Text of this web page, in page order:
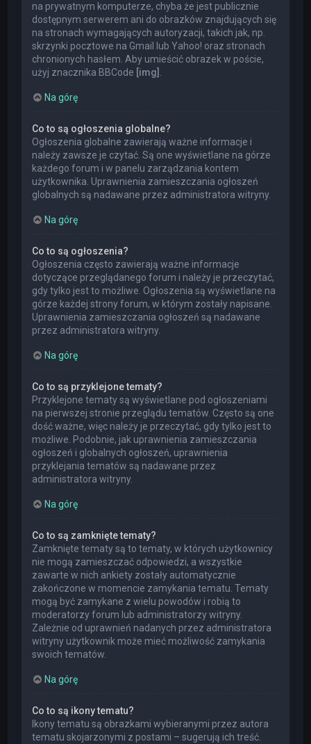
na prywatnym komputerze, chyba że jest publicznie
dostępnym serwerem ani do obrazków znajdujących się
na stronach wymagających autoryzacji, takich jak, np.
skrzynki pocztowe na Gmail lub Yahoo! oraz stronach
chronionych hasłem. Aby umieścić obrazek w poście,
użyj znacznika BBCode [img] .
Na górę
Co to są ogłoszenia globalne?
Ogłoszenia globalne zawierają ważne informacje i
należy zawsze je czytać. Są one wyświetlane na górze
każdego forum i w panelu zarządzania kontem
użytkownika. Uprawnienia zamieszczania ogłoszeń
globalnych są nadawane przez administratora witryny.
Na górę
Co to są ogłoszenia?
Ogłoszenia często zawierają ważne informacje
dotyczące przeglądanego forum i należy je przeczytać,
gdy tylko jest to możliwe. Ogłoszenia są wyświetlane na
górze każdej strony forum, w którym zostały napisane.
Uprawnienia zamieszczania ogłoszeń są nadawane
przez administratora witryny.
Na górę
Co to są przyklejone tematy?
Przyklejone tematy są wyświetlane pod ogłoszeniami
na pierwszej stronie przeglądu tematów. Często są one
dość ważne, więc należy je przeczytać, gdy tylko jest to
możliwe. Podobnie, jak uprawnienia zamieszczania
ogłoszeń i globalnych ogłoszeń, uprawnienia
przyklejania tematów są nadawane przez
administratora witryny.
Na górę
Co to są zamknięte tematy?
Zamknięte tematy są to tematy, w których użytkownicy
nie mogą zamieszczać odpowiedzi, a wszystkie
zawarte w nich ankiety zostały automatycznie
zakończone w momencie zamykania tematu. Tematy
mogą być zamykane z wielu powodów i robią to
moderatorzy forum lub administratorzy witryny.
Zależnie od uprawnień nadanych przez administratora
witryny użytkownik może mieć możliwość zamykania
swoich tematów.
Na górę
Co to są ikony tematu?
Ikony tematu są obrazkami wybieranymi przez autora
tematu skojarzonymi z postami – sugerują ich treść.